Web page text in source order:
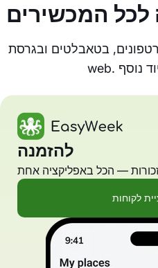
לכל המכשירים
בטאבלטים ובגרסת
להזמנה
לקוחות